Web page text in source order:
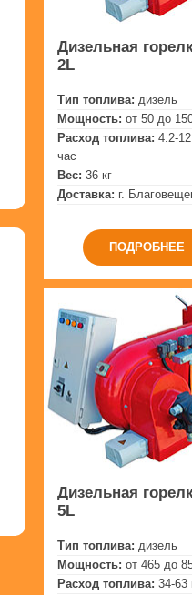
Дизельная
2L
Тип топлива: дизель
Мощность: от 50 до
Расход топлива: 4.2-
час
Вес: 36 кг
Доставка: г.
ПОДРОБНЕЕ
Дизельная
5L
Тип топлива: дизель
Мощность: от 465 до
Расход топлива: 34-63